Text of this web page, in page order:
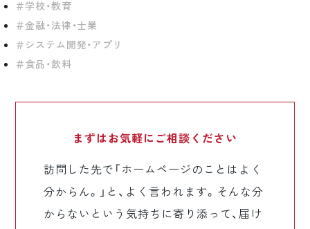
学校・教育
金融・法律・士業
システム開発・アプリ
食品・飲料
まずはお気軽に ご相談ください
訪問した先で「ホームページのことはよく
分からん。」と、よく言われます。そんな分
からないという気持ちに寄り添って、届け